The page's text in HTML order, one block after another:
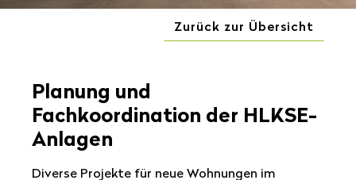
Zurück zur Übersicht
Planung und
Fachkoordination der HLKSE-
Anlagen
Diverse Projekte für neue Wohnungen im